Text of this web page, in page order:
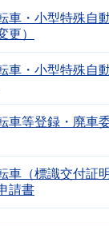
車・小型特殊自
更）
車・小型特殊自
車等登録・廃車
車（標識交付証
請書